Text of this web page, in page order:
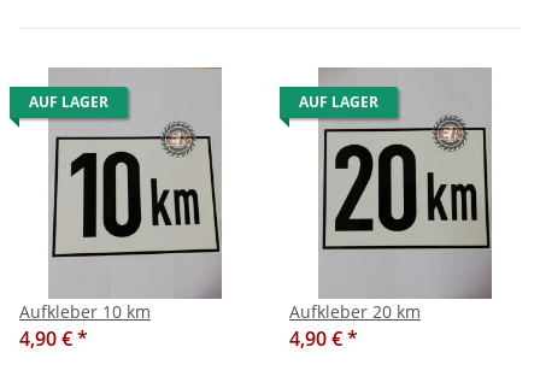
AUF LAGER
Aufkleber 10 km
4,90 €*
AUF LAGER
Aufkleber 20 km
4,90 €*